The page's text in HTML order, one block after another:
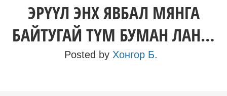
ЭРҮҮЛ ЭНХ ЯВБАЛ МЯНГА
БАЙТУГАЙ ТҮМ БУМАН ЛАН…
Posted by Хонгор Б.